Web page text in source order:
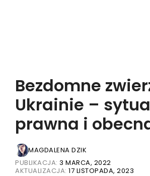
Bezdomne
Ukrainie –
prawna i
MAGDALENA DZIK
PUBLIKACJA: 3 MARCA, 2022
AKTUALIZACJA: 17 LISTOPADA, 2023